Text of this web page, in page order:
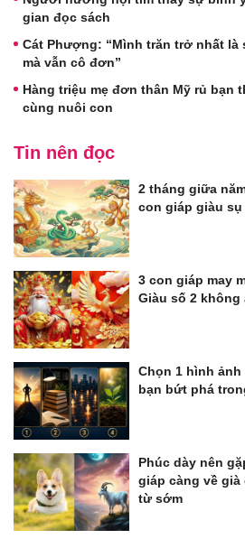
gian đọc sách
Cát Phượng: “Mình trăn trở nhất
mà vẫn cô đơn”
Hàng triệu mẹ đơn thân Mỹ rủ bạn
cùng nuôi con
Tin nên đọc
2 tháng giữa
con giáp giàu sụ
3 con giáp may
Giàu số 2 không
Chọn 1 hình
bạn bứt phá
Phúc dày nên
giáp càng về
từ sớm